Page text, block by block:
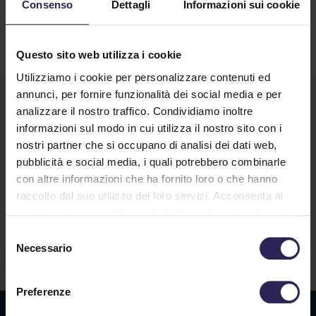
Consenso Dettagli Informazioni sui cookie
Questo sito web utilizza i cookie
Utilizziamo i cookie per personalizzare contenuti ed
annunci, per fornire funzionalità dei social media e per
analizzare il nostro traffico. Condividiamo inoltre
informazioni sul modo in cui utilizza il nostro sito con i
nostri partner che si occupano di analisi dei dati web,
pubblicità e social media, i quali potrebbero combinarle
con altre informazioni che ha fornito loro o che hanno
raccolto dal suo utilizzo dei loro servizi. Acconsenta ai
delNecessario
Preferenze
Lavora con noi
Contatti